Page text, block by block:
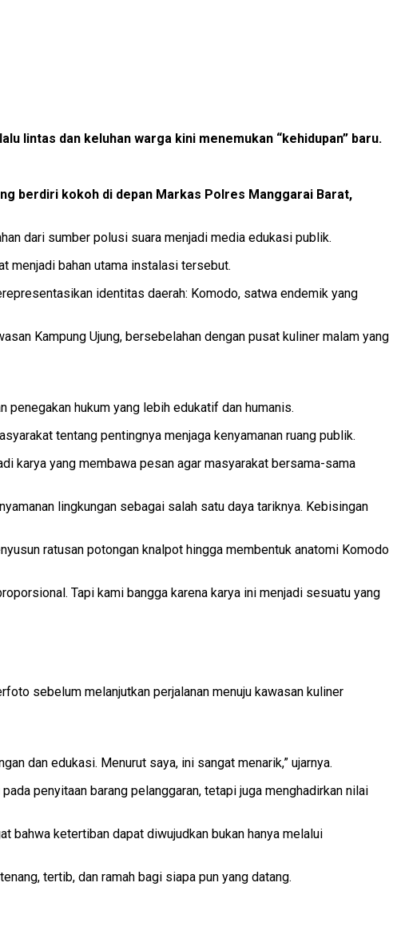
lintas dan keluhan warga kini menemukan “kehidupan” baru.
berdiri kokoh di depan Markas Polres Manggarai Barat,
dari sumber polusi suara menjadi media edukasi publik.
menjadi bahan utama instalasi tersebut.
identitas daerah: Komodo, satwa endemik yang
Kampung Ujung, bersebelahan dengan pusat kuliner malam yang
penegakan hukum yang lebih edukatif dan humanis.
tentang pentingnya menjaga kenyamanan ruang publik.
karya yang membawa pesan agar masyarakat bersama-sama
lingkungan sebagai salah satu daya tariknya. Kebisingan
ratusan potongan knalpot hingga membentuk anatomi Komodo
Tapi kami bangga karena karya ini menjadi sesuatu yang
sebelum melanjutkan perjalanan menuju kawasan kuliner
dan edukasi. Menurut saya, ini sangat menarik,” ujarnya.
penyitaan barang pelanggaran, tetapi juga menghadirkan nilai
bahwa ketertiban dapat diwujudkan bukan hanya melalui
tertib, dan ramah bagi siapa pun yang datang.